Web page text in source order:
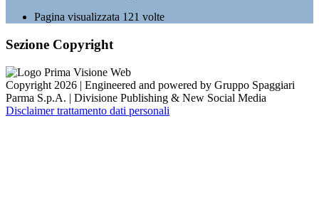
Pagina visualizzata 121 volte
Sezione Copyright
Copyright 2026 | Engineered and powered by Gruppo Spaggiari
Parma S.p.A. | Divisione Publishing & New Social Media
Disclaimer trattamento dati personali